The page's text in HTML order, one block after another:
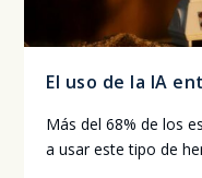
El uso de la IA
Más del 68% de los
a usar este tipo de